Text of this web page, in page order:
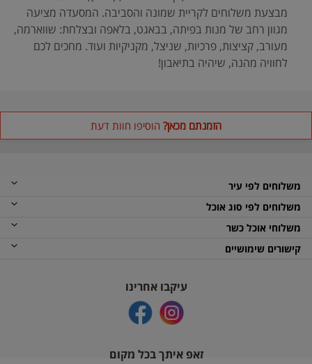
מבצעת משלוחים לקריית שמונה והסביבה. המסעדה מציעה
מגוון רחב של מנות בפיתה, בבאגט, בלאפה ובצלחת: שווארמה,
מעורב, קציצות, פרכיות, שניצל, מקניקיות ועוד. מחכים לכם
לחוויה מהנה, שיהיה בתיאבון!
הזמנתם מכאן? הוסיפו חוות דעת
משלוחים לפי עיר
משלוחים לפי סוג אוכל
משלוחי אוכל כשר
קישורים שימושיים
עיקבו אחרינו
זאפ איתך בכל מקום